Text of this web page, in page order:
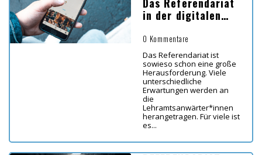
in der digitalen
0 Kommentare
Das Referendariat ist
sowieso schon eine große
Herausforderung. Viele
unterschiedliche
Erwartungen werden an
die
Lehramtsanwärter*innen
herangetragen. Für viele ist
es...